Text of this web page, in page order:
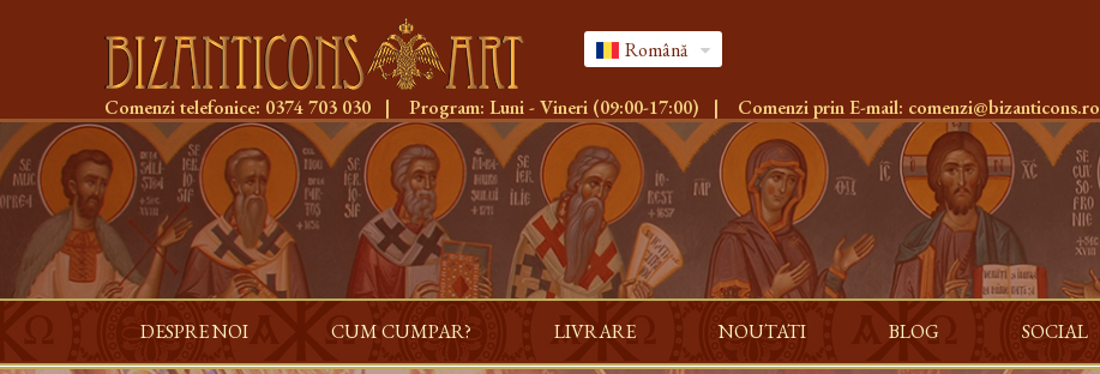
Română
Comenzi telefonice: 0374 703 030 | Program: Luni - Vineri (09:00-17:00) | Comenzi prin E-mail: comenzi@bizanticons.ro
DESPRE NOI CUM CUMPAR? LIVRARE NOUTATI BLOG SOCIAL